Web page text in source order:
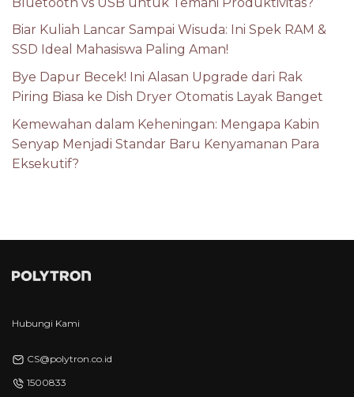
Biar Kuliah Lancar Sampai Wisuda: Ini Spek RAM &
SSD Ideal Mahasiswa Paling Aman!
Bye Dapur Becek! Ini Alasan Upgrade dari Rak
Piring Biasa ke Dish Dryer Otomatis Layak Banget
Kemewahan dalam Keheningan: Mengapa Kabin
Senyap Menjadi Standar Baru Kenyamanan Para
Eksekutif?
Hubungi Kami
CS@polytron.co.id
1500833